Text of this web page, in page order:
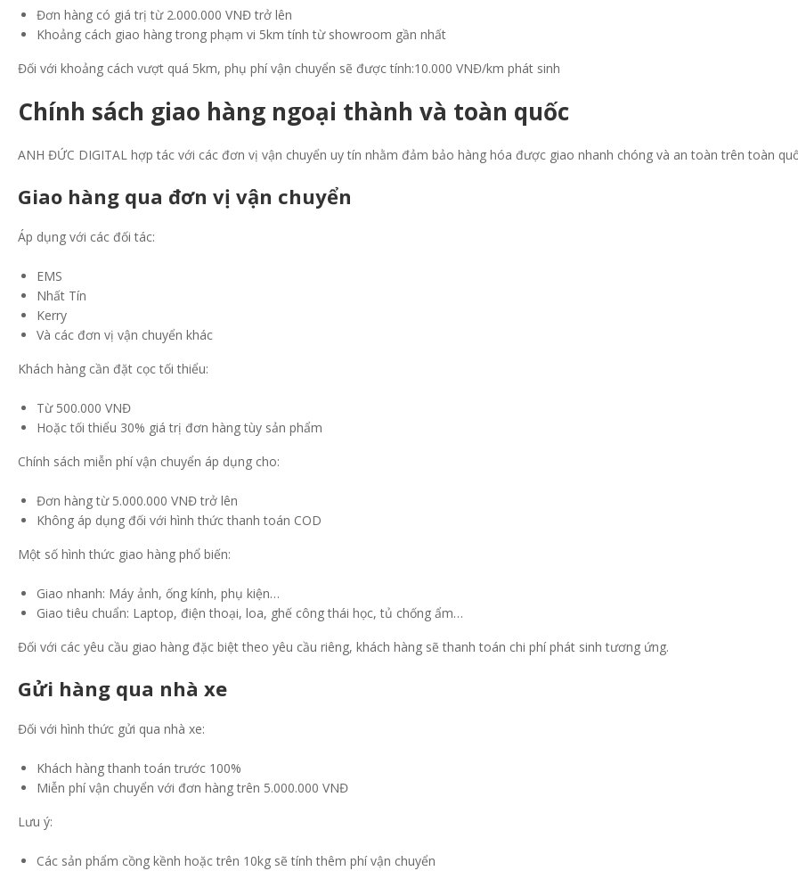
Đơn hàng có giá trị từ 2.000.000 VNĐ trở lên
Khoảng cách giao hàng trong phạm vi 5km tính từ showroom gần nhất
Đối với khoảng cách vượt quá 5km, phụ phí vận chuyển sẽ được tính:10.000 VNĐ/km phát sinh
Chính sách giao hàng ngoại thành và toàn quốc
ANH ĐỨC DIGITAL hợp tác với các đơn vị vận chuyển uy tín nhằm đảm bảo hàng hóa được giao nhanh chóng và an toàn trên toàn
Giao hàng qua đơn vị vận chuyển
Áp dụng với các đối tác:
EMS
Nhất Tín
Kerry
Và các đơn vị vận chuyển khác
Khách hàng cần đặt cọc tối thiểu:
Từ 500.000 VNĐ
Hoặc tối thiểu 30% giá trị đơn hàng tùy sản phẩm
Chính sách miễn phí vận chuyển áp dụng cho:
Đơn hàng từ 5.000.000 VNĐ trở lên
Không áp dụng đối với hình thức thanh toán COD
Một số hình thức giao hàng phổ biến:
Giao nhanh: Máy ảnh, ống kính, phụ kiện…
Giao tiêu chuẩn: Laptop, điện thoại, loa, ghế công thái học, tủ chống ẩm…
Đối với các yêu cầu giao hàng đặc biệt theo yêu cầu riêng, khách hàng sẽ thanh toán chi phí phát sinh tương ứng.
Gửi hàng qua nhà xe
Đối với hình thức gửi qua nhà xe:
Khách hàng thanh toán trước 100%
Miễn phí vận chuyển với đơn hàng trên 5.000.000 VNĐ
Lưu ý:
Các sản phẩm cồng kềnh hoặc trên 10kg sẽ tính thêm phí vận chuyển